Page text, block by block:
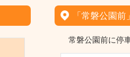
線13号線 - 道北バス（株）
広10丁目線 - 道北バス（株）
広7丁目線 - 道北バス（株）
3丁目（6条） - 道北バス（株）
「常磐公園
常磐公園前に停